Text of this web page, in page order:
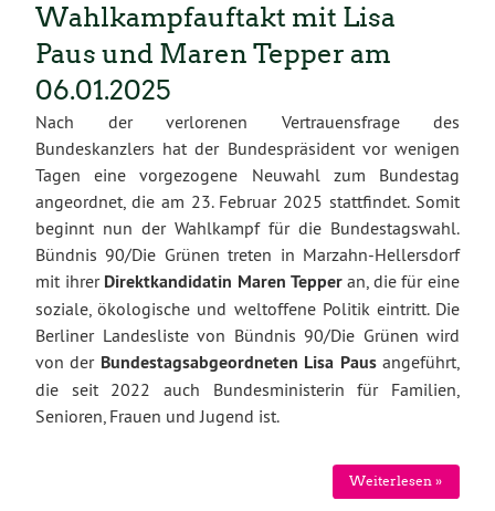
Wahlkampfauftakt mit Lisa
Paus und Maren Tepper am
06.01.2025
Nach der verlorenen Vertrauensfrage des
Bundeskanzlers hat der Bundespräsident vor wenigen
Tagen eine vorgezogene Neuwahl zum Bundestag
angeordnet, die am 23. Februar 2025 stattfindet. Somit
beginnt nun der Wahlkampf für die Bundestagswahl.
Bündnis 90/Die Grünen treten in Marzahn-Hellersdorf
mit ihrer Direktkandidatin Maren Tepperan, die für eine
soziale, ökologische und weltoffene Politik eintritt. Die
Berliner Landesliste von Bündnis 90/Die Grünen wird
von der Bundestagsabgeordneten Lisa Pausangeführt,
die seit 2022 auch Bundesministerin für Familien,
Senioren, Frauen und Jugend ist.
Weiterlesen »